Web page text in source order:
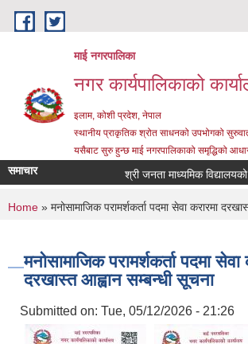
Skip to main content
माई नगरपालिका
नगर कार्यपालिकाको
इलाम, कोशी प्रदेश, नेपाल
स्थानीय प्राकृतिक श्रोत साधनको उपभोगको
यसैबाट सुरु हुन्छ माई नगरपालिकाको समृद्धिको
समाचार श्री जनता माध्यमिक विद्यालयको
You are here
Home » मनोसामाजिक परामर्शकर्ता पदमा सेवा करारमा
मनोसामाजिक परामर्शकर्ता पदमा सेवा
दरखास्त आह्वान सम्बन्धी सूचना
Submitted on: Tue, 05/12/2026 - 21:26